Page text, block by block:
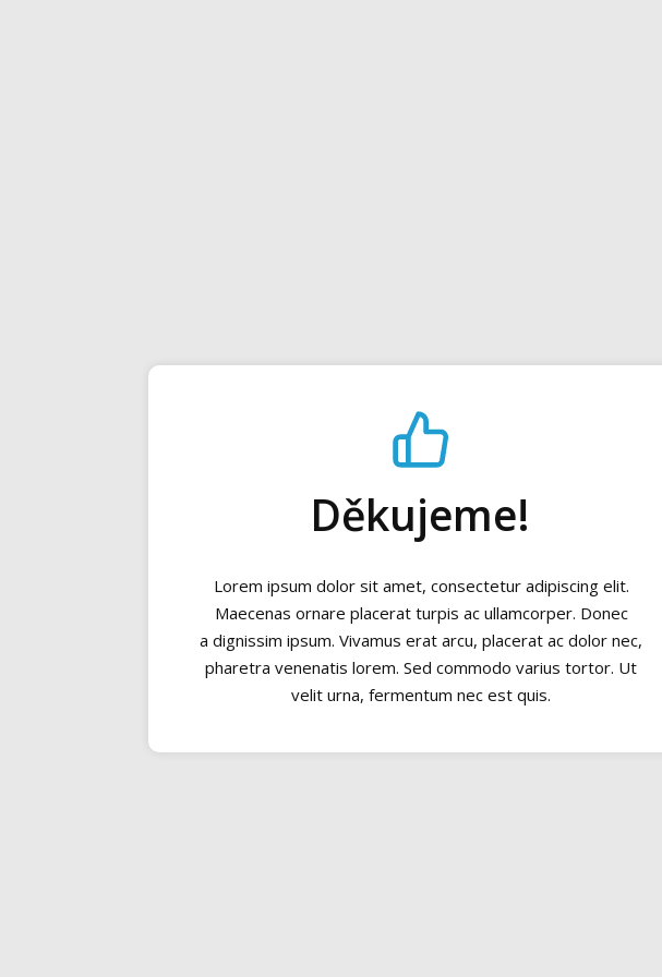
Děkujeme!
Lorem ipsum dolor sit amet, consectetur adipiscing elit.
Maecenas ornare placerat turpis ac ullamcorper. Donec
a dignissim ipsum. Vivamus erat arcu, placerat ac dolor nec,
pharetra venenatis lorem. Sed commodo varius tortor. Ut
velit urna, fermentum nec est quis.